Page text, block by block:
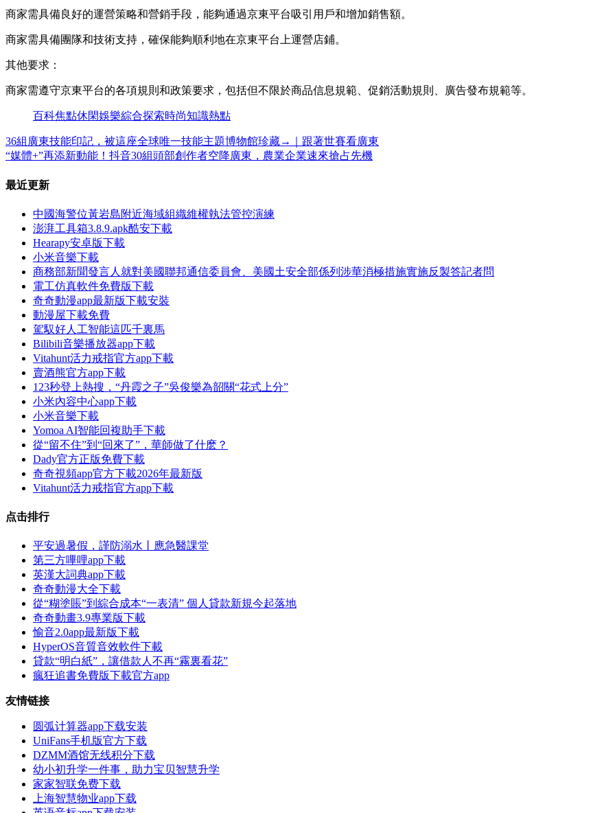
商家需具備良好的運營策略和營銷手段，能夠通過京東平台吸引用戶和增加銷售額。
商家需具備團隊和技術支持，確保能夠順利地在京東平台上運營店鋪。
其他要求：
商家需遵守京東平台的各項規則和政策要求，包括但不限於商品信息規範、促銷活動規則、廣告發布規範等。
百科焦點休閑娛樂綜合探索時尚知識熱點
36組廣東技能印記，被這座全球唯一技能主題博物館珍藏→｜跟著世賽看廣東
“媒體+”再添新動能！抖音30組頭部創作者空降廣東，農業企業速來搶占先機
最近更新
中國海警位黃岩島附近海域組織維權執法管控演練
澎湃工具箱3.8.9.apk酷安下載
Hearapy安卓版下載
小米音樂下載
商務部新聞發言人就對美國聯邦通信委員會、美國土安全部係列涉華消極措施實施反製答記者問
電工仿真軟件免費版下載
奇奇動漫app最新版下載安裝
動漫屋下載免費
駕馭好人工智能這匹千裏馬
Bilibili音樂播放器app下載
Vitahunt活力戒指官方app下載
賣酒熊官方app下載
123秒登上熱搜，“丹霞之子”吳俊樂為韶關“花式上分”
小米內容中心app下載
小米音樂下載
Yomoa AI智能回複助手下載
從“留不住”到“回來了”，華師做了什麽？
Dady官方正版免費下載
奇奇視頻app官方下載2026年最新版
Vitahunt活力戒指官方app下載
点击排行
平安過暑假，謹防溺水丨應急醫課堂
第三方嗶哩app下載
英漢大詞典app下載
奇奇動漫大全下載
從“糊塗賬”到綜合成本“一表清” 個人貸款新規今起落地
奇奇動畫3.9專業版下載
愉音2.0app最新版下載
HyperOS音質音效軟件下載
貸款“明白紙”，讓借款人不再“霧裏看花”
瘋狂追書免費版下載官方app
友情链接
圆弧计算器app下载安装
UniFans手机版官方下载
DZMM酒馆无线积分下载
幼小初升学一件事，助力宝贝智慧升学
家家智联免费下载
上海智慧物业app下载